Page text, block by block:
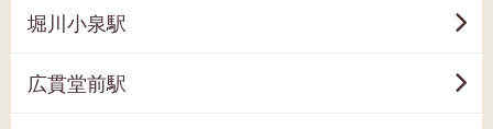
堀川小泉駅
広貫堂前駅